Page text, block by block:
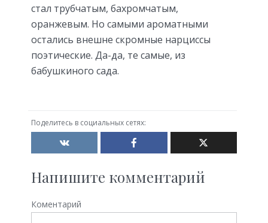
стал трубчатым, бахромчатым,
оранжевым. Но самыми ароматными
остались внешне скромные нарциссы
поэтические. Да-да, те самые, из
бабушкиного сада.
Поделитесь в социальных сетях:
Напишите комментарий
Коментарий